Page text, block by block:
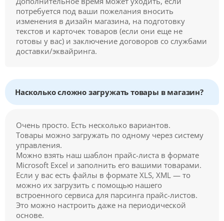
потребуется под ваши пожелания вносить
изменения в дизайн магазина, на подготовку
текстов и карточек товаров (если они еще не
готовы у вас) и заключение договоров со службами
доставки/эквайринга.
Насколько сложно загружать товары в магазин?
Очень просто. Есть несколько вариантов.
Товары можно загружать по одному через систему
управления.
Можно взять наш шаблон прайс-листа в формате
Microsoft Excel и заполнить его вашими товарами.
Если у вас есть файлы в формате XLS, XML — то
можно их загрузить с помощью нашего
встроенного сервиса для парсинга прайс-листов.
Это можно настроить даже на периодической
основе.